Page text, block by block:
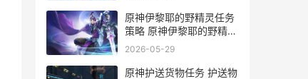
原神伊黎耶的野精灵任务
策略 原神伊黎耶的野精灵
愤怒怎么打
2026-05-29
原神护送货物任务 护送物